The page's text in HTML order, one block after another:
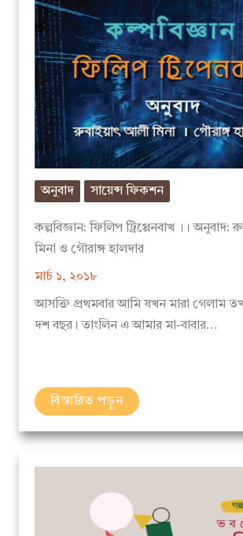
অনুবাদ সায়েন্স ফিকশন
মিনা ও গৌরাঙ্গ হালদার
মার্চ ১, ২০১৮
আসক্তি প্রথমবার আমি ষখন মারা গেলাম
দশ বছর। তাংলিন এ আমার মা-বাবার…